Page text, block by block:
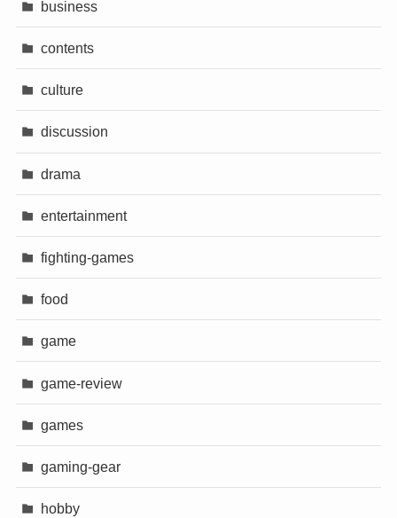
business
contents
culture
discussion
drama
entertainment
fighting-games
food
game
game-review
games
gaming-gear
hobby